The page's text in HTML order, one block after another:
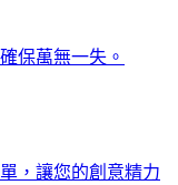
保萬無一失。
，讓您的創意精力